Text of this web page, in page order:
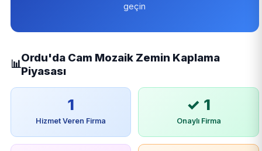
geçin
📊
Ordu'da Cam Mozaik Zemin Kaplama
Piyasası
1
Hizmet Veren Firma
✓ 1
Onaylı Firma